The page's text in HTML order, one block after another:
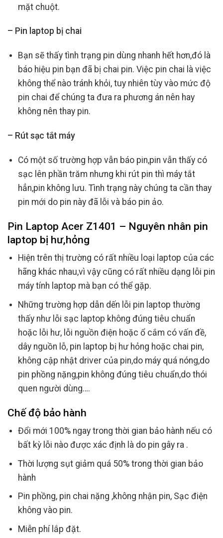
mặt chuột.
– Pin laptop bị chai
Bạn sẽ thấy tình trạng pin dùng nhanh hết hơn,đó là
báo hiệu pin bạn đã bị chai pin. Việc pin chai là việc
không thể nào tránh khỏi, tuy nhiên tùy vào mức độ
pin chai để chúng ta đưa ra phương án nên hay
không nên thay pin.
– Rút sạc tắt máy
Có một số trường hợp vẫn báo pin,pin vẫn thấy có
sạc lên phần trăm nhưng khi rút pin thì máy tắt
hẳn,pin không lưu. Tình trạng này chúng ta cần thay
pin mới do pin này đã lỗi và báo pin ảo.
Pin Laptop Acer Z1401 – Nguyên nhân pin
laptop bị hư,hỏng
Hiện trên thị trường có rất nhiều loại laptop của các
hãng khác nhau,vì vậy cũng có rất nhiều dạng lỗi pin
máy tính laptop mà bạn có thể gặp.
Những trường hợp dẫn dến lỗi pin laptop thường
thấy như lỗi sạc laptop không đúng tiêu chuẩn
hoặc lỗi hư, lỗi nguồn điện hoặc ổ cắm có vấn đề,
dây nguồn lỗ, pin laptop bị hư hỏng hoặc chai pin,
không cập nhật driver của pin,do máy quá nóng,do
pin phồng nặng,pin không đúng tiêu chuẩn,do thói
quen người dùng….
Chế độ bảo hành
Đổi mới 100% ngay trong thời gian bảo hành nếu có
bất kỳ lỗi nào được xác định là do pin gây ra .
Thời lượng sụt giảm quá 50% trong thời gian bảo
hành
Pin phồng, pin chai nặng ,không nhận pin, Sạc điện
không vào pin.
Miễn phí lắp đặt.